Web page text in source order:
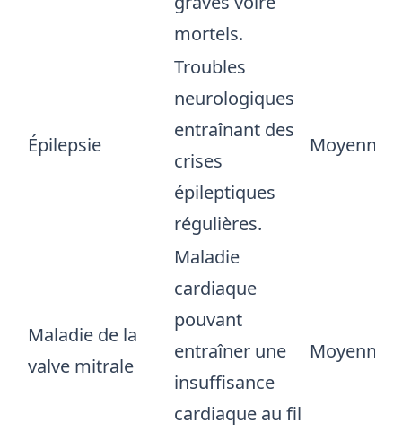
mortels.
Épilepsie
Troubles
neurologiques
entraînant des
crises
épileptiques
régulières.
Moyenne
Maladie de la
valve mitrale
Maladie
cardiaque
pouvant
entraîner une
insuffisance
cardiaque au fil
Moyenne